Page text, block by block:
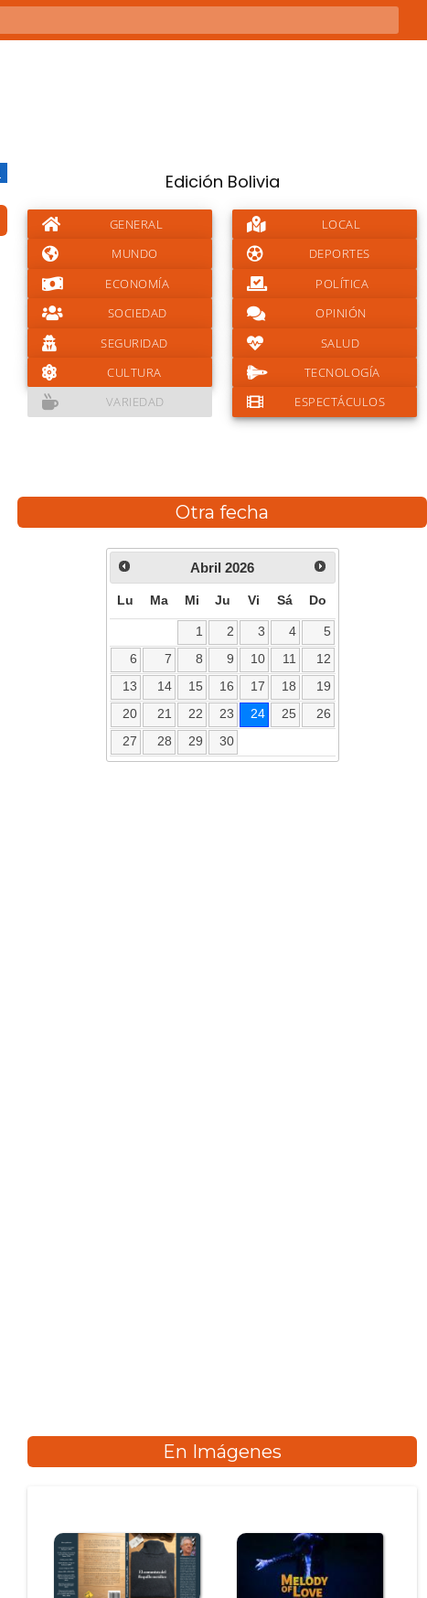
Edición Bolivia
GENERAL
LOCAL
MUNDO
DEPORTES
ECONOMÍA
POLÍTICA
SOCIEDAD
OPINIÓN
SEGURIDAD
SALUD
CULTURA
TECNOLOGÍA
VARIEDAD
ESPECTÁCULOS
Otra fecha
Abril 2026
Lu Ma Mi Ju Vi Sá Do
1 2 3 4
5
6
7 8 9 10 11
12
13
14 15 16 17 18
19
20
21 22 23 24 25
26
27
28 29 30
En Imágenes